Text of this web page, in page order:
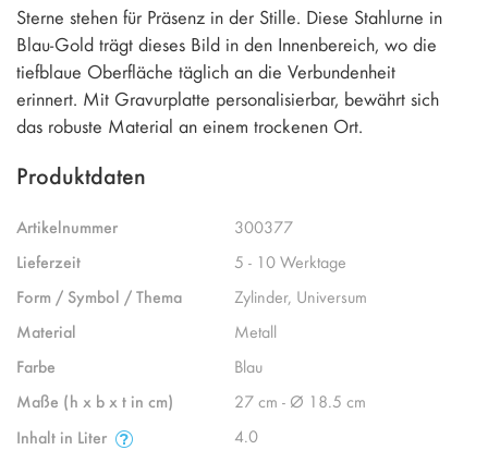
Sterne stehen für Präsenz in der Stille. Diese Stahlurne in
Blau-Gold trägt dieses Bild in den Innenbereich, wo die
tiefblaue Oberfläche täglich an die Verbundenheit
erinnert. Mit Gravurplatte personalisierbar, bewährt sich
das robuste Material an einem trockenen Ort.
Produktdaten
Artikelnummer
300377
Lieferzeit
5 - 10 Werktage
Form / Symbol / Thema
Zylinder, Universum
Material
Metall
Farbe
Blau
Maße (h x b x t in cm)
27 cm - Ø 18.5 cm
Inhalt in Liter
4.0